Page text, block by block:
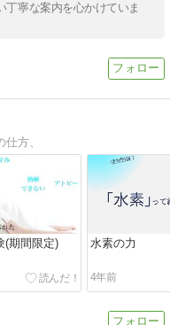
丁寧な案内を心かけていま
方、
(期間限定) 水素の力
4年前